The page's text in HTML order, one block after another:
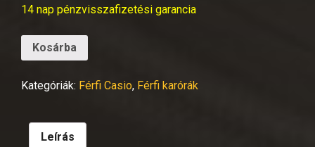
14 nap pénzvisszafizetési garancia
Kosárba
Kategóriák: Férfi Casio, Férfi karórák
Leírás